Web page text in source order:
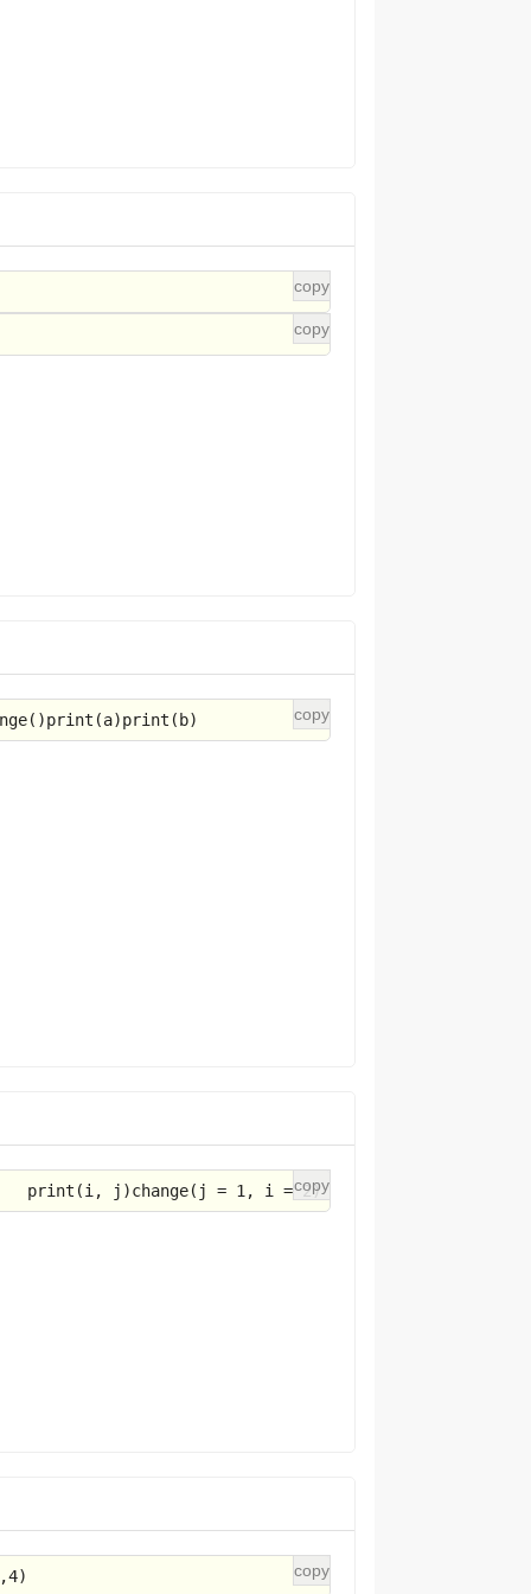
print (a)print (b)
print (i, j)change(j = 1 , i = 2)
,4)